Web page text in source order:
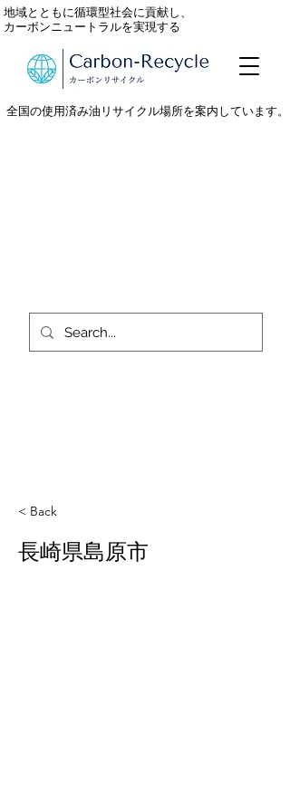
全国の使用済み油リサイクル場所を案内しています。
地域とともに循環型社会に貢献し、
カーボンニュートラルを実現する
< Back
長崎県島原市